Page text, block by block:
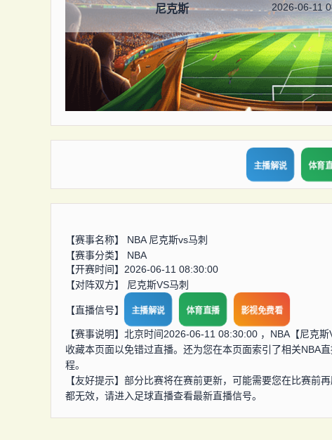
尼克斯 2026-06-11
主播解说 体育
【赛事名称】 NBA 尼克斯vs马刺
【赛事分类】 NBA
【开赛时间】2026-06-11 08:30:00
【对阵双方】 尼克斯VS马刺
【直播信号】 主播解说 体育直播 影视免费看
【赛事说明】北京时间2026-06-11 08:30:00 ，NBA【尼克
收藏本页面以免错过直播。还为您在本页面索引了相关NBA
程。
【友好提示】部分比赛将在赛前更新，可能需要您在比赛前
都无效，请进入足球直播查看最新直播信号。